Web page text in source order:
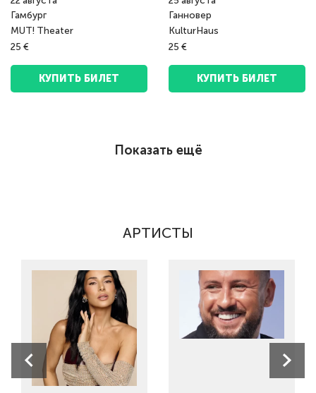
Гамбург
MUT! Theater
25 €
КУПИТЬ БИЛЕТ
Ганновер
KulturHaus
25 €
КУПИТЬ БИЛЕТ
Показать ещё
АРТИСТЫ